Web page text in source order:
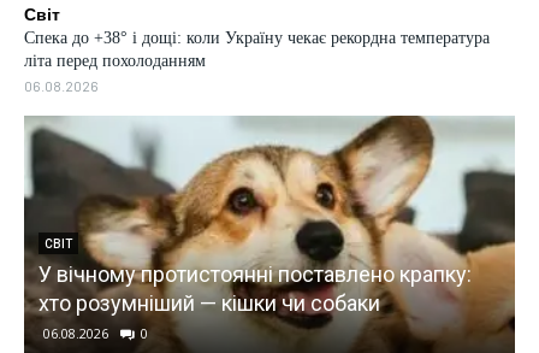
Світ
Спека до +38° і дощі: коли Україну чекає рекордна температура
літа перед похолоданням
06.08.2026
СВІТ
У вічному протистоянні поставлено крапку:
хто розумніший — кішки чи собаки
06.08.2026 0